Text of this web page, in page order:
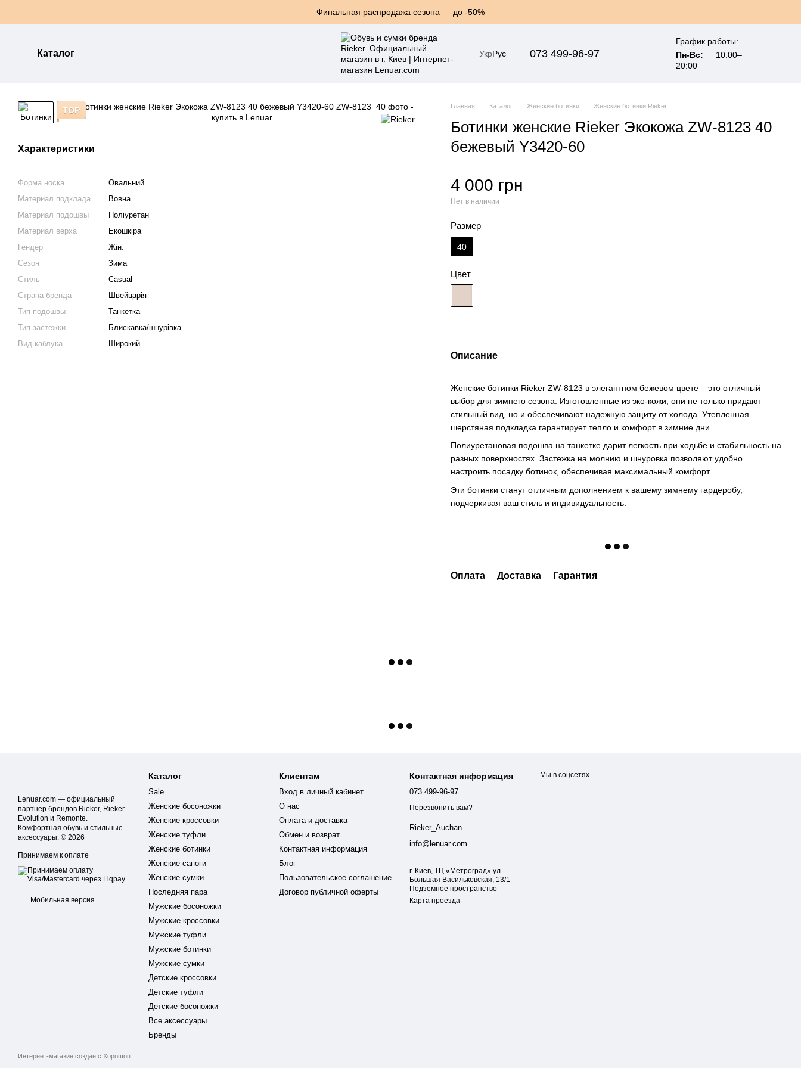
Финальная распродажа сезона — до -50%
Каталог УкрРус 073 499-96-97
График работы:
Пн-Вс:
10:00–
20:00
TOP
Характеристики
Форма носка
Овальний
Материал подклада
Вовна
Материал подошвы
Поліуретан
Материал верха
Екошкіра
Гендер
Жін.
Сезон
Зима
Стиль
Casual
Страна бренда
Швейцарія
Тип подошвы
Танкетка
Тип застёжки
Блискавка/шнурівка
Вид каблука
Широкий
Главная Каталог Женские ботинки Женские ботинки Rieker
Ботинки женские Rieker Экокожа ZW-8123 40
бежевый Y3420-60
4 000 грн
Нет в наличии
Размер
40
Цвет
Описание
Женские ботинки Rieker ZW-8123 в элегантном бежевом цвете – это отличный
выбор для зимнего сезона. Изготовленные из эко-кожи, они не только придают
стильный вид, но и обеспечивают надежную защиту от холода. Утепленная
шерстяная подкладка гарантирует тепло и комфорт в зимние дни.
Полиуретановая подошва на танкетке дарит легкость при ходьбе и стабильность на
разных поверхностях. Застежка на молнию и шнуровка позволяют удобно
настроить посадку ботинок, обеспечивая максимальный комфорт.
Эти ботинки станут отличным дополнением к вашему зимнему гардеробу,
подчеркивая ваш стиль и индивидуальность.
Оплата Доставка Гарантия
Lenuar.com — официальный
партнер брендов Rieker, Rieker
Evolution и Remonte.
Комфортная обувь и стильные
аксессуары. © 2026
Принимаем к оплате
Мобильная версия
Интернет-магазин создан с Хорошоп
Каталог
Sale
Женские босоножки
Женские кроссовки
Женские туфли
Женские ботинки
Женские сапоги
Женские сумки
Последняя пара
Мужские босоножки
Мужские кроссовки
Мужские туфли
Мужские ботинки
Мужские сумки
Детские кроссовки
Детские туфли
Детские босоножки
Все аксессуары
Бренды
Клиентам
Вход в личный кабинет
О нас
Оплата и доставка
Обмен и возврат
Контактная информация
Блог
Пользовательское соглашение
Договор публичной оферты
Контактная информация
073 499-96-97
Перезвонить вам?
Rieker_Auchan
info@lenuar.com
г. Киев, ТЦ «Метроград» ул.
Большая Васильковская, 13/1
Подземное пространство
Карта проезда
Мы в соцсетях